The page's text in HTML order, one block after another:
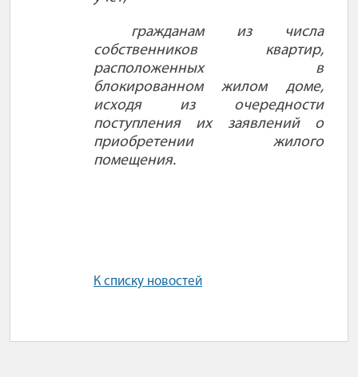
гражданам из числа
собственников квартир,
расположенных в
блокированном жилом доме,
исходя из очередности
поступления их заявлений о
приобретении жилого
помещения.
К списку новостей